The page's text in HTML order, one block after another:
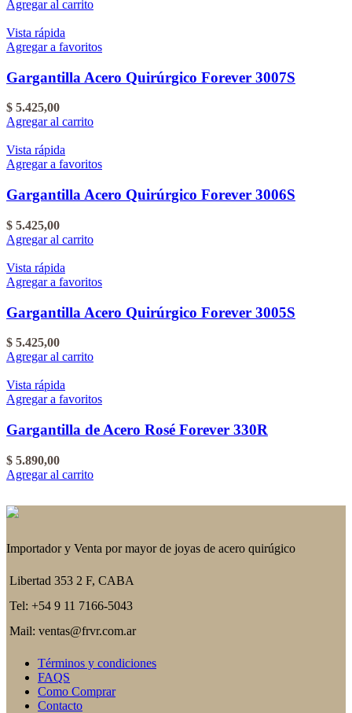
Agregar al carrito
Vista rápida
Agregar a favoritos
Gargantilla Acero Quirúrgico Forever 3007S
$ 5.425,00
Agregar al carrito
Vista rápida
Agregar a favoritos
Gargantilla Acero Quirúrgico Forever 3006S
$ 5.425,00
Agregar al carrito
Vista rápida
Agregar a favoritos
Gargantilla Acero Quirúrgico Forever 3005S
$ 5.425,00
Agregar al carrito
Vista rápida
Agregar a favoritos
Gargantilla de Acero Rosé Forever 330R
$ 5.890,00
Agregar al carrito
Importador y Venta por mayor de joyas de acero quirúgico
Libertad 353 2 F, CABA
Tel: +54 9 11 7166-5043
Mail: ventas@frvr.com.ar
Términos y condiciones
FAQS
Como Comprar
Contacto